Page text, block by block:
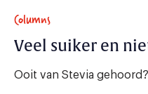
Columns
Veel suiker en
Ooit van Stevia gehoord?